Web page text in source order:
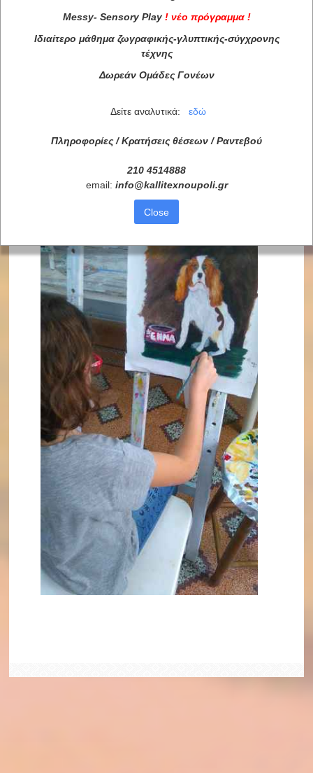
Messy- Sensory Play ! νέο πρόγραμμα !
Ιδιαίτερο μάθημα ζωγραφικής-γλυπτικής-σύγχρονης
τέχνης
Δωρεάν Ομάδες Γονέων
Δείτε αναλυτικά: εδώ
Πληροφορίες / Κρατήσεις θέσεων / Ραντεβού
210 4514888
email: info@kallitexnoupoli.gr
Close